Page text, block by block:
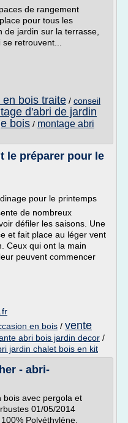
de rangement
pour tous les
de jardin sur la terrasse,
retrouvent...
bois traite / conseil
d'abri de jardin
bois / montage abri
le préparer pour le
pour le printemps
de nombreux
défiler les saisons. Une
et fait place au léger vent
Ceux qui ont la main
peuvent commencer
en bois / vente
abri bois jardin decor /
jardin chalet bois en kit
- abri-
bois avec pergola et
01/05/2014
Polyéthylène,